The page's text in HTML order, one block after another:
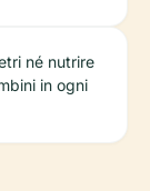
né nutrire
in ogni